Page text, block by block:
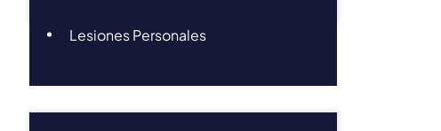
Lesiones Personales